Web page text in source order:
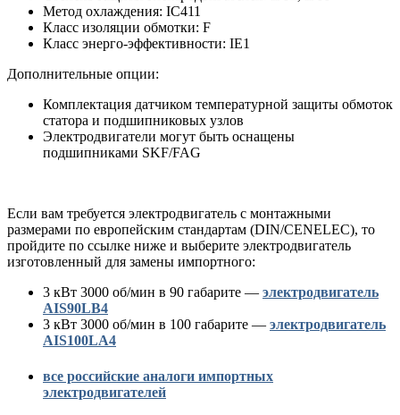
Метод охлаждения: IC411
Класс изоляции обмотки: F
Класс энерго-эффективности: IE1
Дополнительные опции:
Комплектация датчиком температурной защиты обмоток
статора и подшипниковых узлов
Электродвигатели могут быть оснащены
подшипниками SKF/FAG
Если вам требуется электродвигатель с монтажными
размерами по европейским стандартам (DIN/CENELEC), то
пройдите по ссылке ниже и выберите электродвигатель
изготовленный для замены импортного:
3 кВт 3000 об/мин в 90 габарите — электродвигатель
AIS90LB4
3 кВт 3000 об/мин в 100 габарите — электродвигатель
AIS100LA4
все российские аналоги импортных
электродвигателей